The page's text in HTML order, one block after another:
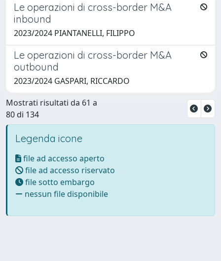
Le operazioni di cross-border M&A
inbound
2023/2024 PIANTANELLI, FILIPPO
Le operazioni di cross-border M&A
outbound
2023/2024 GASPARI, RICCARDO
Mostrati risultati da 61 a
80 di 134
Legenda icone
file ad accesso aperto
file ad accesso riservato
file sotto embargo
nessun file disponibile